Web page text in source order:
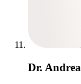
Dr.